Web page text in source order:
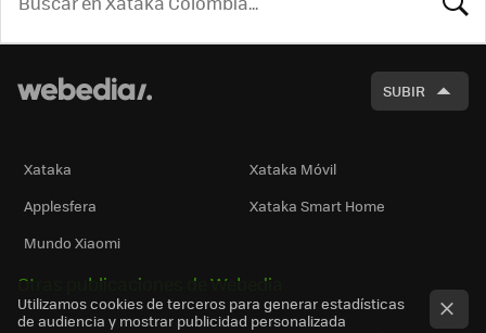
SUBIR
Xataka
Xataka Móvil
Applesfera
Xataka Smart Home
Mundo Xiaomi
Otras publicaciones de Webedia
Utilizamos cookies de terceros para generar estadísticas
de audiencia y mostrar publicidad personalizada